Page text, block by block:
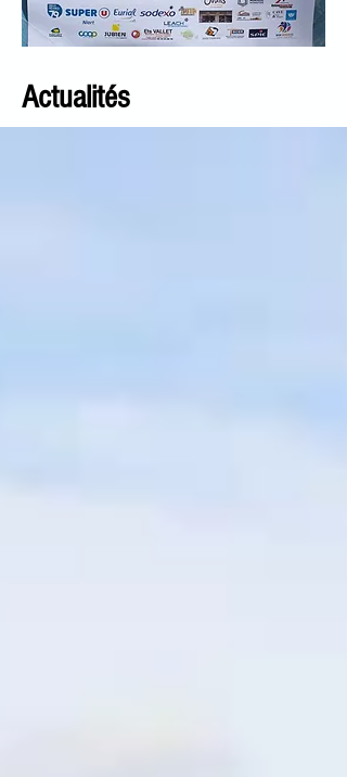
Actualités